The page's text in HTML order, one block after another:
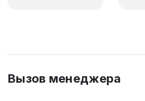
Вызов менеджера